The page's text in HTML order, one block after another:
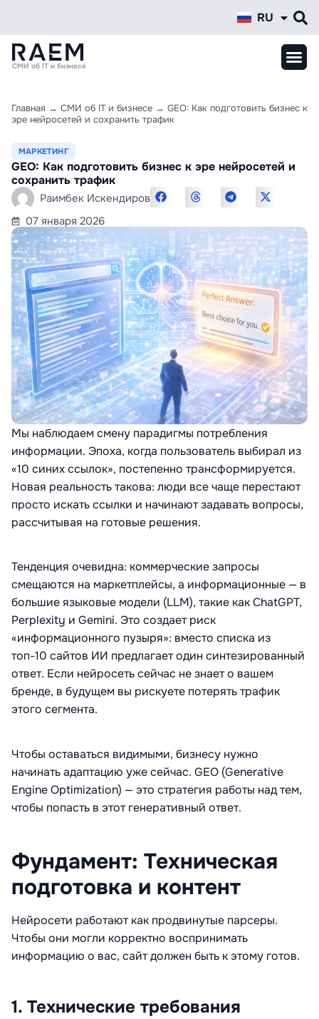
RU
KZ
СМИ об IT и бизнесе
Главная → СМИ об IT и бизнесе → GEO: Как подготовить бизнес к
эре нейросетей и сохранить трафик
МАРКЕТИНГ
GEO: Как подготовить бизнес к эре нейросетей и
сохранить трафик
Раимбек Искендиров
07 января 2026
Мы наблюдаем смену парадигмы потребления
информации. Эпоха, когда пользователь выбирал из
«10 синих ссылок», постепенно трансформируется.
Новая реальность такова: люди все чаще перестают
просто искать ссылки и начинают задавать вопросы,
рассчитывая на готовые решения.
Тенденция очевидна: коммерческие запросы
смещаются на маркетплейсы, а информационные — в
большие языковые модели (LLM), такие как ChatGPT,
Perplexity и Gemini. Это создает риск
«информационного пузыря»: вместо списка из
топ-10 сайтов ИИ предлагает один синтезированный
ответ. Если нейросеть сейчас не знает о вашем
бренде, в будущем вы рискуете потерять трафик
этого сегмента.
Чтобы оставаться видимыми, бизнесу нужно
начинать адаптацию уже сейчас. GEO (Generative
Engine Optimization) — это стратегия работы над тем,
чтобы попасть в этот генеративный ответ.
Фундамент: Техническая
подготовка и контент
Нейросети работают как продвинутые парсеры.
Чтобы они могли корректно воспринимать
информацию о вас, сайт должен быть к этому готов.
1. Технические требования